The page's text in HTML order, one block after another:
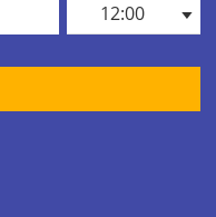
12:00